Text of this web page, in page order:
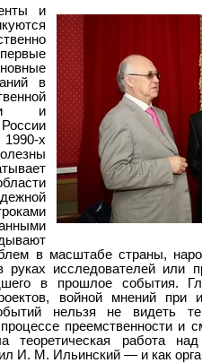
и
в
и
х
в масштабе страны,
руках исследователей или
в прошлое события.
войной мнений при
нельзя не видеть
процессе преемственности и
работа
И. М. Ильинский — и как